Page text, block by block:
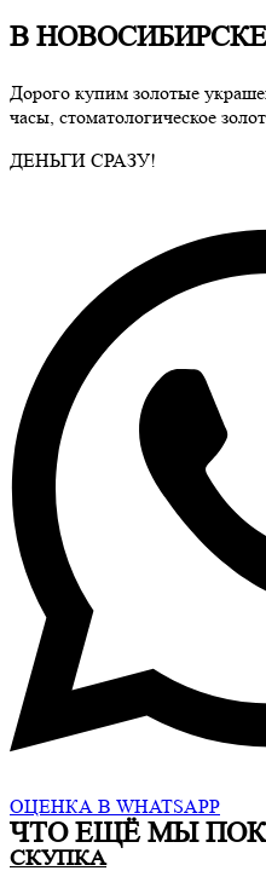
В НОВОСИБИРСКЕ
Дорого купим золотые
часы, стоматологическое
ДЕНЬГИ СРАЗУ!
ОЦЕНКА В WHATSAPP
ЧТО ЕЩË МЫ
СКУПКА